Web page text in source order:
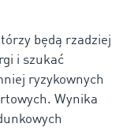
będą rzadziej
i szukać
ryzykownych
Wynika